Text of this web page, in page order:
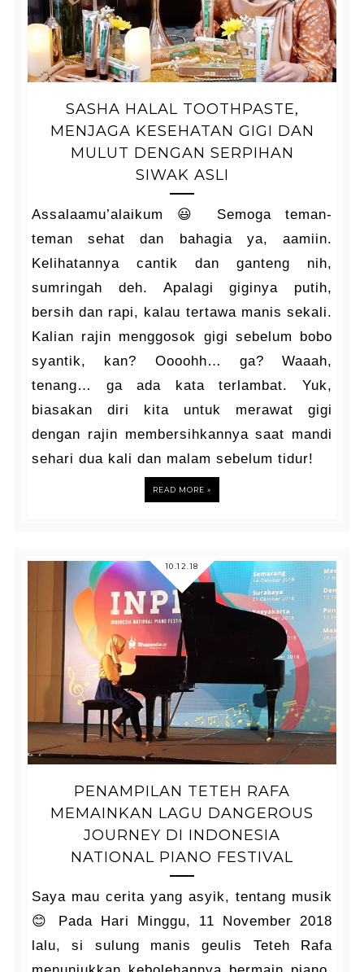
SASHA HALAL TOOTHPASTE,
MENJAGA KESEHATAN GIGI DAN
MULUT DENGAN SERPIHAN
SIWAK ASLI
Assalaamu’alaikum 😃 Semoga teman-
teman sehat dan bahagia ya, aamiin.
Kelihatannya cantik dan ganteng nih,
sumringah deh. Apalagi giginya putih,
bersih dan rapi, kalau tertawa manis sekali.
Kalian rajin menggosok gigi sebelum bobo
syantik, kan? Oooohh… ga? Waaah,
tenang… ga ada kata terlambat. Yuk,
biasakan diri kita untuk merawat gigi
dengan rajin membersihkannya saat mandi
sehari dua kali dan malam sebelum tidur!
READ MORE »
10.12.18
PENAMPILAN TETEH RAFA
MEMAINKAN LAGU DANGEROUS
JOURNEY DI INDONESIA
NATIONAL PIANO FESTIVAL
Saya mau cerita yang asyik, tentang musik
😊 Pada Hari Minggu, 11 November 2018
lalu, si sulung manis geulis Teteh Rafa